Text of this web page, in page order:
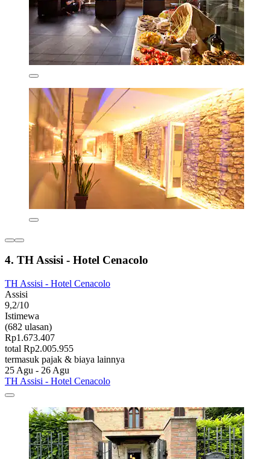
4. TH Assisi - Hotel Cenacolo
TH Assisi - Hotel Cenacolo
Assisi
9,2/10
Istimewa
(682 ulasan)
Rp1.673.407
total Rp2.005.955
termasuk pajak & biaya lainnya
25 Agu - 26 Agu
TH Assisi - Hotel Cenacolo